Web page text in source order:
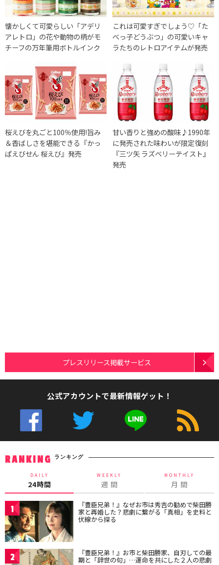
懐かしくて可愛らしい「アデリ
アレトロ」の花や動物の柄がモ
チーフの万年筆用ボトルインク
これは可愛すぎでしょう♡「た
べっ子どうぶつ」の可愛いキャ
ラたちのレトロアイテムが発売
桜えびを丸ごと100％使用!旨み
＆香ばしさを堪能できる『かっ
ぱえびせん 桜えび』発売
甘い香りと強めの酸味♪1990年
に発売された味わいが限定復刻
『三ツ矢 ラズベリーテイスト』
発売
プレスリリース掲載サービス
公式アカウントで最新情報ゲット！
RANKING ランキング
DAILY
24時間
WEEKLY
週 間
MONTHLY
月 間
1 『豊臣兄弟！』なぜお市は秀吉の勧めで柴田勝
家と再婚した？悲劇に繋がる「真相」を史料と
伏線から探る
2 『豊臣兄弟！』お市と柴田勝家、自刃しての最
期と「辞世の句」…運命を共にした２人の悲劇